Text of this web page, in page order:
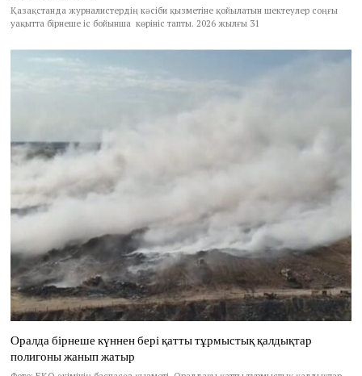
Қазақстанда журналистердің кәсіби қызметіне қойылатын шектеулер соңғы
уақытта бірнеше іс бойынша көрініс тапты. 2026 жылғы 31
Оралда бірнеше күннен бері қатты тұрмыстық қалдықтар
полигоны жанып жатыр